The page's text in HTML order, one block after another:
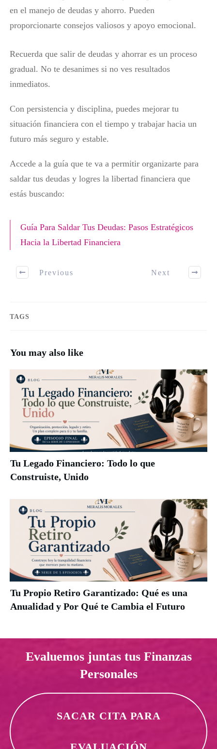
en el manejo de deudas y ahorro. Pueden
proporcionarte consejos valiosos y apoyo emocional.
Recuerda que salir de deudas y ahorrar es un proceso
gradual. No te desanimes si no ves resultados
inmediatos.
Con persistencia y disciplina, puedes mejorar tu
situación financiera con el tiempo y trabajar hacia un
futuro más seguro y estable.
Accede a la guía que te va a permitir organizarte para
saldar tus deudas y logres la libertad financiera que
estás buscando:
Guía Para Saldar Tus Deudas: Pasos Estratégicos
Hacia la Libertad Financiera
Previous Next
TAGS
You may also like
Tu Legado Financiero: Todo lo que
Construiste, Unido
Tu Propio Retiro Garantizado: Qué es una
Anualidad y Por Qué te Cambia el Futuro
Evaluemos juntas tus Finanzas
Personales
SACAR CITA PARA